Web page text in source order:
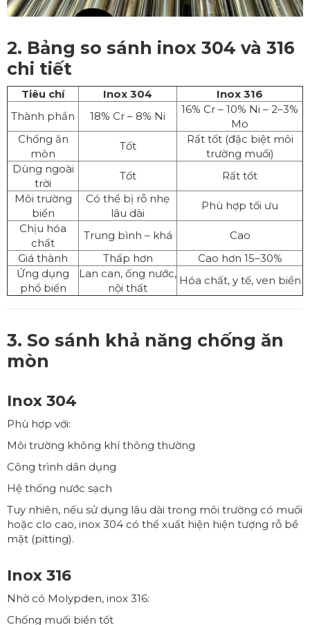
2. Bảng so sánh inox 304 và 316
chi tiết
Tiêu chí Inox 304
Inox 316
Thành phần
18% Cr – 8% Ni
16% Cr – 10% Ni – 2–3%
Mo
Chống ăn
mòn
Tốt
Rất tốt (đặc biệt môi
trường muối)
Dùng ngoài
trời
Tốt
Rất tốt
Môi trường
biển
Có thể bị rỗ nhẹ
lâu dài
Phù hợp tối ưu
Chịu hóa
chất
Trung bình – khá
Cao
Giá thành
Thấp hơn
Cao hơn 15–30%
Ứng dụng
phổ biến
Lan can, ống nước,
nội thất
Hóa chất, y tế, ven biển
3. So sánh khả năng chống ăn
mòn
Inox 304
Phù hợp với:
Môi trường không khí thông thường
Công trình dân dụng
Hệ thống nước sạch
Tuy nhiên, nếu sử dụng lâu dài trong môi trường có muối
hoặc clo cao, inox 304 có thể xuất hiện hiện tượng rỗ bề
mặt (pitting).
Inox 316
Nhờ có Molypden, inox 316:
Chống muối biển tốt